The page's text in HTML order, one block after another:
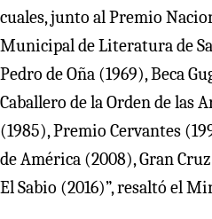
cuales, junto al Premio
Municipal de Literatura de
Pedro de Oña (1969), Beca
Caballero de la Orden de las
(1985), Premio Cervantes
de América (2008), Gran
El Sabio (2016)”, resaltó el